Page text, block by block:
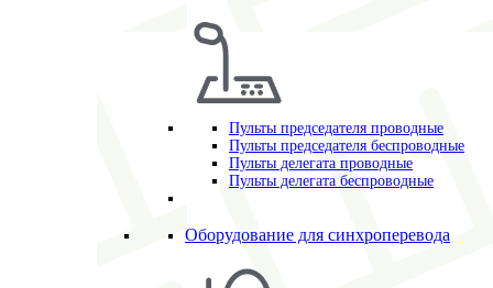
Пульты председателя проводные
Пульты председателя беспроводные
Пульты делегата проводные
Пульты делегата беспроводные
Оборудование для синхроперевода